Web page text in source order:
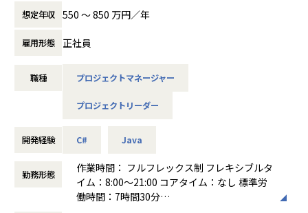
荷主向けのオペレーションDXを支援するSaaS事業を運営す
2015年にラクスル株式会社の新規事業として始まり、2022
ンチャーを組む形で「ハコベル株式会社」として独立しまし
その後も、成長性・注目度の高さから、山九株式会社・株式
th Partners株式会社・日本ロジテム株式会社・
た、大手企業から続々と出資を頂いてきました。
ハコベルは20兆円を超える物流業界において、全国の営業ネ
ットワークと、仕組・プロダクトを融合し、日本の物流を変
トヨタグループに属する企業であるため、資金面や組織面の
クト開発に集中できます。
た、コミュニケーションがオープンでメンバー同士の関係性
会社の定める業務すべて
し、柔軟な働き方を推奨しています。
WEBアプリケーション開発、オープンソースを利⽤した開発
や構築、データ分析基盤構築、APIマネジメント、Web3案件
など幅広い領域での業務となります。
案件により要件定義からテストまで実施するプロジェクト
れらプロジェクトを推進するPL/PMを募集いたします。
ックに経験を積んでいきたいという方もぜひご応募くださ
ブジェクト指向言語を用いた、クラウドサービス上での開発
が主な案件となります。
※マネジメント業務と設計などのプレイングを兼ねられる
想定年収 550 〜 850 万円／年
雇用形態 正社員
職種 プロジェクトマネージャー
プロジェクトリーダー
開発経験 C# Java
勤務形態
作業時間： フルフレックス制 フレキシブルタ
イム：8:00〜21:00 コアタイム：なし 標準労
働時間：7時間30分